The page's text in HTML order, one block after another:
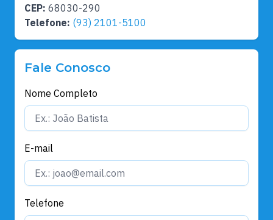
CEP: 68030-290
Telefone: (93) 2101-5100
Fale Conosco
Nome Completo
E-mail
Telefone